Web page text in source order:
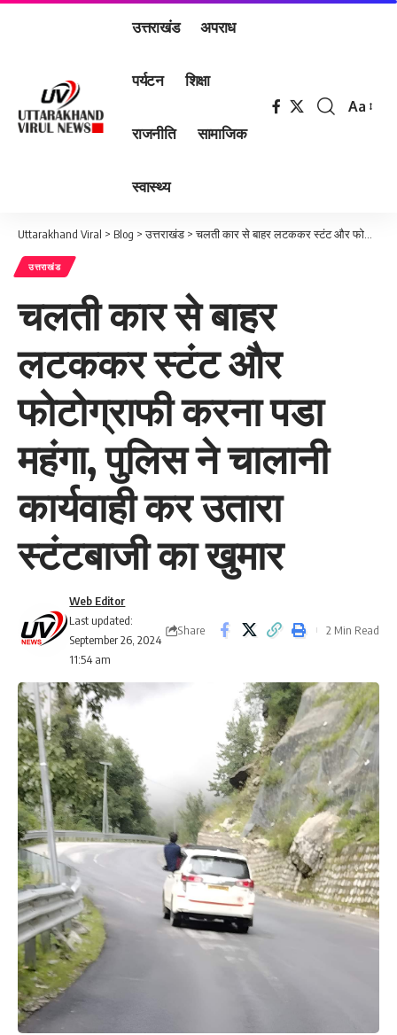
उत्तराखंड अपराध
पर्यटन शिक्षा
राजनीति सामाजिक
स्वास्थ्य
Font
Aa
Uttarakhand Viral > Blog >उत्तराखंड >चलती कार से बाहर लटककर स्टंट और फोटोग्राफी करना पडा महंगा, पुलिस ने चालानी कार्यवाही कर उतारा स्टंटबाजी का खुमार
उत्तराखंड
चलती कार से बाहर
लटककर स्टंट और
फोटोग्राफी करना पडा
महंगा, पुलिस ने चालानी
कार्यवाही कर उतारा
स्टंटबाजी का खुमार
Last updated:
September 26, 2024
11:54 am
Web Editor
Share 2 Min Read